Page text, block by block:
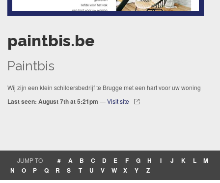
paintbis.be
Paintbis
Wij zijn een klein schildersbedrijf te Brugge met een hart voor uw woning
Last seen: August 7th at 5:21pm —Visit site
JUMP TO # A B C D E F G H I J K L
M
N
O P Q R S T U V W X Y Z